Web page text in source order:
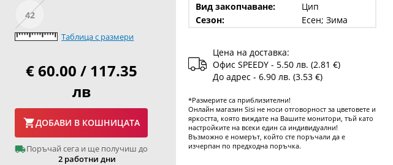
42
Таблица с размери
€ 60.00 / 117.35
лв
ДОБАВИ В КОШНИЦАТА
Поръчай сега и ще получиш до
2 работни дни
Вид закопчаване:
Цип
Сезон:
Есен; Зима
Цена на доставка:
Офис SPEEDY - 5.50 лв. (2.81 €)
До адрес - 6.90 лв. (3.53 €)
*Размерите са приблизителни!
Онлайн магазин Sisi не носи отговорност за цветовете и
яркостта, която виждате на Вашите монитори, тъй като
настройките на всеки един са индивидуални!
Възможно е номерът, който сте поръчали да е
изчерпан по предходна поръчка.